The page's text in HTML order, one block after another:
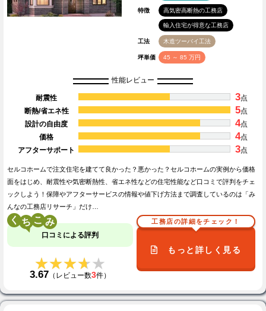
特徴 高気密高断熱の工務店
輸入住宅が得意な工務店
工法 木造ツーバイ工法
坪単価 45 ～ 85 万円
性能レビュー
耐震性 3点
断熱/省エネ性
5点
設計の自由度
4点
価格
4点
アフターサポート
3点
セルコホームで注文住宅を建てて良かった？悪かった？セルコホームの実例から価格
面をはじめ、耐震性や気密断熱性、省エネ性などの住宅性能など口コミで評判をチェ
ックしよう！保障やアフターサービスの情報や値下げ方法まで調査しているのは「み
んなの工務店リサーチ」だけ…
く こ
口コミによる評判
★★★★★
★★★★★
3.67 （レビュー数3件）
工務店の詳細をチェック！
もっと詳しく見る